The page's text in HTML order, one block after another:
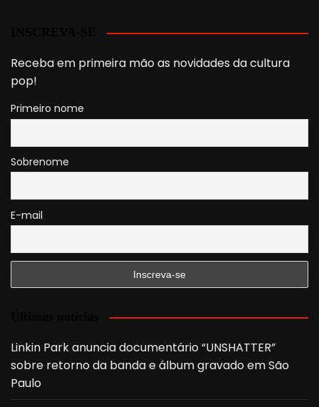
Receba em primeira mão as novidades da cultura
pop!
Primeiro nome
Sobrenome
E-mail
Linkin Park anuncia documentário “UNSHATTER”
sobre retorno da banda e álbum gravado em São
Paulo